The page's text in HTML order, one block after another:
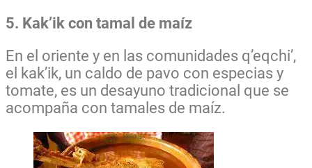
5. Kak’ik con tamal de maíz
En el oriente y en las comunidades q’eqchi’,
el kak’ik, un caldo de pavo con especias y
tomate, es un desayuno tradicional que se
acompaña con tamales de maíz.